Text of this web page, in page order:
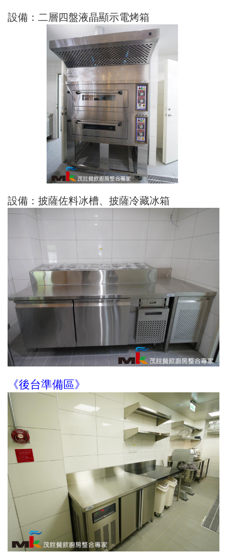
設備：二層四盤液晶顯示電烤箱
設備：披薩佐料冰槽、披薩冷藏冰箱
《後台準備區》